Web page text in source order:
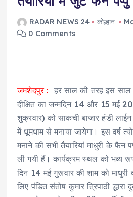
RADAR NEWS 24 कोल्हान
0 Comments
जमशेदपुर : हर साल की तरह इस साल
दीक्षित का जन्मदिन 14 और 15 मई
शुक्रवार) को साकची बाजार हंडी
में धूमधाम से मनाया जायेगा। इस वर्ष
मनाने की सभी तैयारियां माधुरी के फैन
ली गयी हैं। कार्यक्रम स्थल को भव्य
दिन 14 मई गुरूवार की शाम को माधुरी
लिए पंडित संतोष कुमार त्रिपाठी